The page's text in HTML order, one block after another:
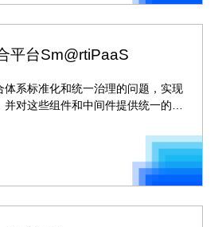
平台Sm@rtiPaaS
体系标准化和统一治理的问题，实现
对这些组件和中间件提供统一的治